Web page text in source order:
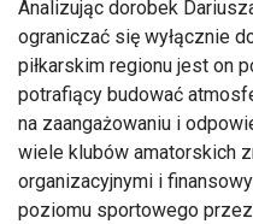
Analizując dorobek
ograniczać się wyłącznie
piłkarskim regionu jest on
potrafiący budować
na zaangażowaniu i
wiele klubów amatorskich
organizacyjnymi i
poziomu sportowego